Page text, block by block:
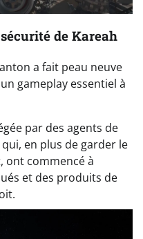
de Kareah
a fait peau neuve
gameplay essentiel à
par des agents de
en plus de garder le
ont commencé à
et des produits de